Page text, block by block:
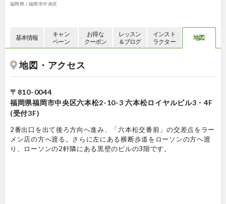
福岡県 / 福岡市中央区
基本情報
キャン
ペーン
お得な
クーポン
レッスン
＆ブログ
インスト
ラクター
地図
地図・アクセス
〒810-0044
福岡県福岡市中央区六本松2-10-3 六本松ロイヤルビル3・4F
(受付3F)
2番出口を出て後ろ方向へ進み、「六本松交番前」の交差点をラー
メン店の方へ渡る。さらに左にある横断歩道をローソンの方へ渡
り、ローソンの2軒隣にある黒壁のビルの3階です。